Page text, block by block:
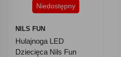
Niedostępny
NILS FUN
Hulajnoga LED
Dziecięca Nils Fun